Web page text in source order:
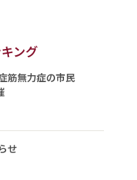
ング
筋無力症の市民
せ